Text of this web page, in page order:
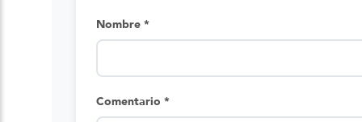
Nombre *
Comentario *